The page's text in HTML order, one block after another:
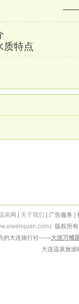
质特点
泉网 关于我们 | 广告服务 |
）版权所
的大连旅行社——大连万维
大连温泉旅